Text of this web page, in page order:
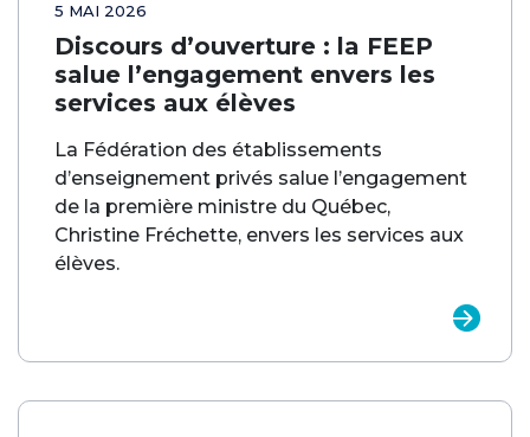
5 MAI 2026
Discours d’ouverture : la FEEP
salue l’engagement envers les
services aux élèves
La Fédération des établissements
d’enseignement privés salue l’engagement
de la première ministre du Québec,
Christine Fréchette, envers les services aux
élèves.